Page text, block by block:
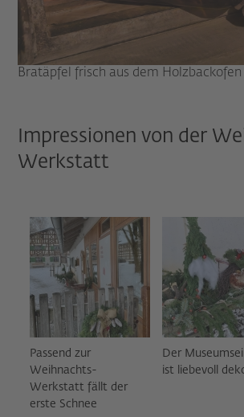
Bratäpfel frisch aus dem Holzbackofen
Impressionen von der
Werkstatt
Passend zur
Weihnachts-
Werkstatt fällt der
erste Schnee
Der
ist liebevoll